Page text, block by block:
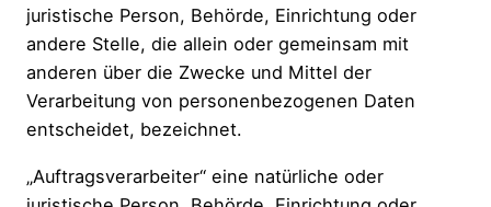
juristische Person, Behörde, Einrichtung oder
andere Stelle, die allein oder gemeinsam mit
anderen über die Zwecke und Mittel der
Verarbeitung von personenbezogenen Daten
entscheidet, bezeichnet.
„Auftragsverarbeiter“ eine natürliche oder